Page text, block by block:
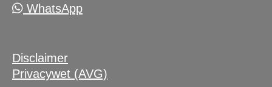
WhatsApp
Disclaimer
Privacywet (AVG)